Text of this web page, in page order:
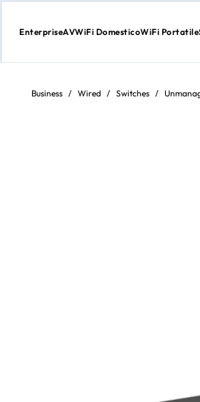
Passa
contenuto
EnterpriseAVWiFi DomesticoWiFi Portatile
Business / Wired / Switches /